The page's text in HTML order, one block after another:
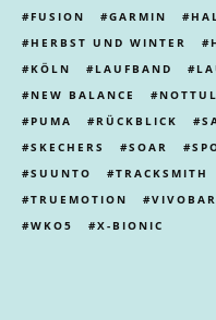
FUSION
GARMIN
HERBST UND WINTER
KÖLN
LAUFBAND
NEW BALANCE
PUMA
RÜCKBLICK
SKECHERS
SOAR
SUUNTO
TRACKSMITH
TRUEMOTION
WKO5
X-BIONIC